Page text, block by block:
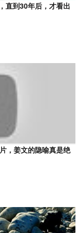
直到30年后，才看出
，姜文的隐喻真是绝